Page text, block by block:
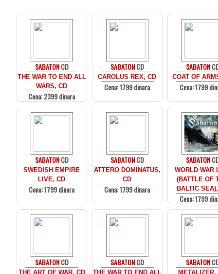
SABATONCD
THE WAR TO END ALL
WARS, CD
Cena: 2399 dinara
SABATONCD
CAROLUS REX, CD
Cena: 1799 dinara
SABATON
COAT OF
Cena: 1799
SABATONCD
SWEDISH EMPIRE
LIVE, CD
Cena: 1799 dinara
SABATONCD
ATTERO DOMINATUS,
CD
Cena: 1799 dinara
SABATON
WORLD WAR
(BATTLE OF
BALTIC
Cena: 1799
SABATONCD
THE ART OF WAR, CD
SABATONCD
THE WAR TO END ALL
SABATON
METALIZER,